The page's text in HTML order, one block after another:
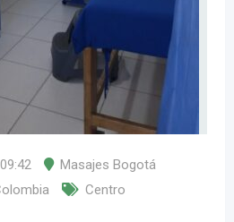
Masajes Bogotá
Centro